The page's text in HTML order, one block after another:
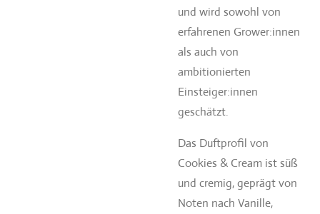
und wird sowohl von
erfahrenen Grower:innen
als auch von
ambitionierten
Einsteiger:innen
geschätzt.
Das Duftprofil von
Cookies & Cream ist süß
und cremig, geprägt von
Noten nach Vanille,